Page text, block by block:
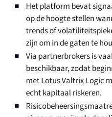
Het platform bevat
op de hoogte stellen
trends of
zijn om in de gaten te
Via partnerbrokers is
beschikbaar, zodat
met Lotus Valtrix Logic
echt kapitaal riskeren.